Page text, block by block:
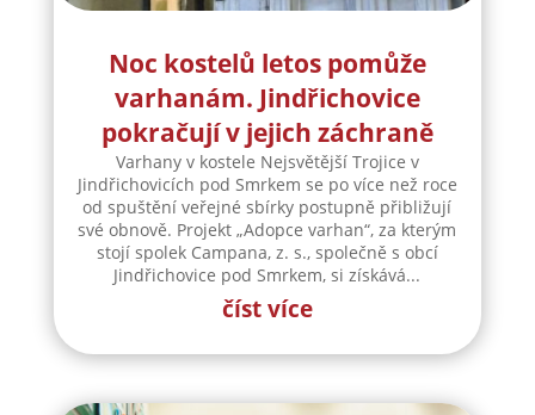
Noc kostelů letos pomůže
varhanám. Jindřichovice
pokračují v jejich záchraně
Varhany v kostele Nejsvětější Trojice v
Jindřichovicích pod Smrkem se po více než roce
od spuštění veřejné sbírky postupně přibližují
své obnově. Projekt „Adopce varhan“, za kterým
stojí spolek Campana, z. s., společně s obcí
Jindřichovice pod Smrkem, si získává...
číst více